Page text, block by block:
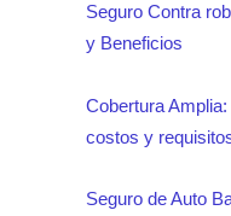
Seguro Contra
y Beneficios
Cobertura
costos y
Seguro de Auto